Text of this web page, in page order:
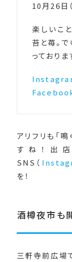
10月26日
楽しいこ
苔と苺。
っておりま
アリフリも「
すね！出
SNS（
を！
酒樽夜市も
三軒寺前広場